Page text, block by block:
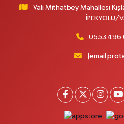
Yenı Derman Eczanesi
Akdamar Hastanesi Acil yanı. İpekyolu.
Yol Tarifi Al
Hayat Eczanesi
Kışla Mah.Çınarlı Cad.1038 Sk.No:93 3-4
0 (432) 354 37 36 Yol Tarifi Al
Vali Mithatbey Mahallesi
İPEKYOLU/
0553 496
[email